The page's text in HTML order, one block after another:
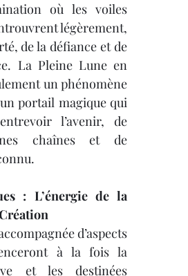
où les voiles
légèrement,
de la défiance et de
La Pleine Lune en
un phénomène
portail magique qui
l’avenir, de
chaînes et de
: L’énergie de la
d’aspects
à la fois la
et les destinées